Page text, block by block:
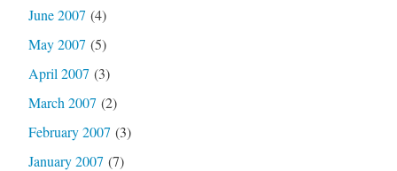
June 2007 (4)
May 2007 (5)
April 2007 (3)
March 2007 (2)
February 2007 (3)
January 2007 (7)